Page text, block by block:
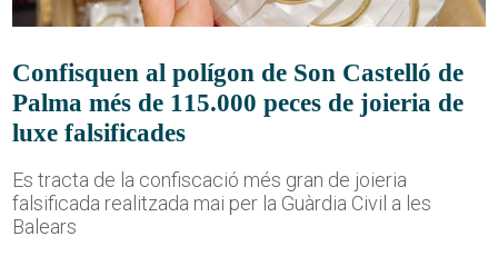
Confisquen al polígon de Son Castelló de
Palma més de 115.000 peces de joieria de
luxe falsificades
Es tracta de la confiscació més gran de joieria
falsificada realitzada mai per la Guàrdia Civil a les
Balears